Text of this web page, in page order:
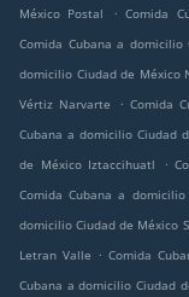
México Postal
. Comida
Comida Cubana a domicilio
domicilio Ciudad de México
Vértiz Narvarte
. Comida
Cubana a domicilio Ciudad
de México Iztaccihuatl
.
Comida Cubana a
domicilio Ciudad de México
Letran Valle . Comida
Cubana a domicilio Ciudad